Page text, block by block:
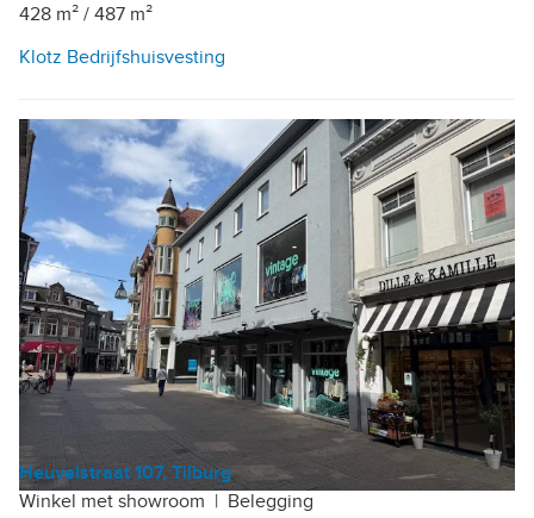
428 m² / 487 m²
Klotz Bedrijfshuisvesting
Heuvelstraat 107, Tilburg
Winkel met showroom | Belegging